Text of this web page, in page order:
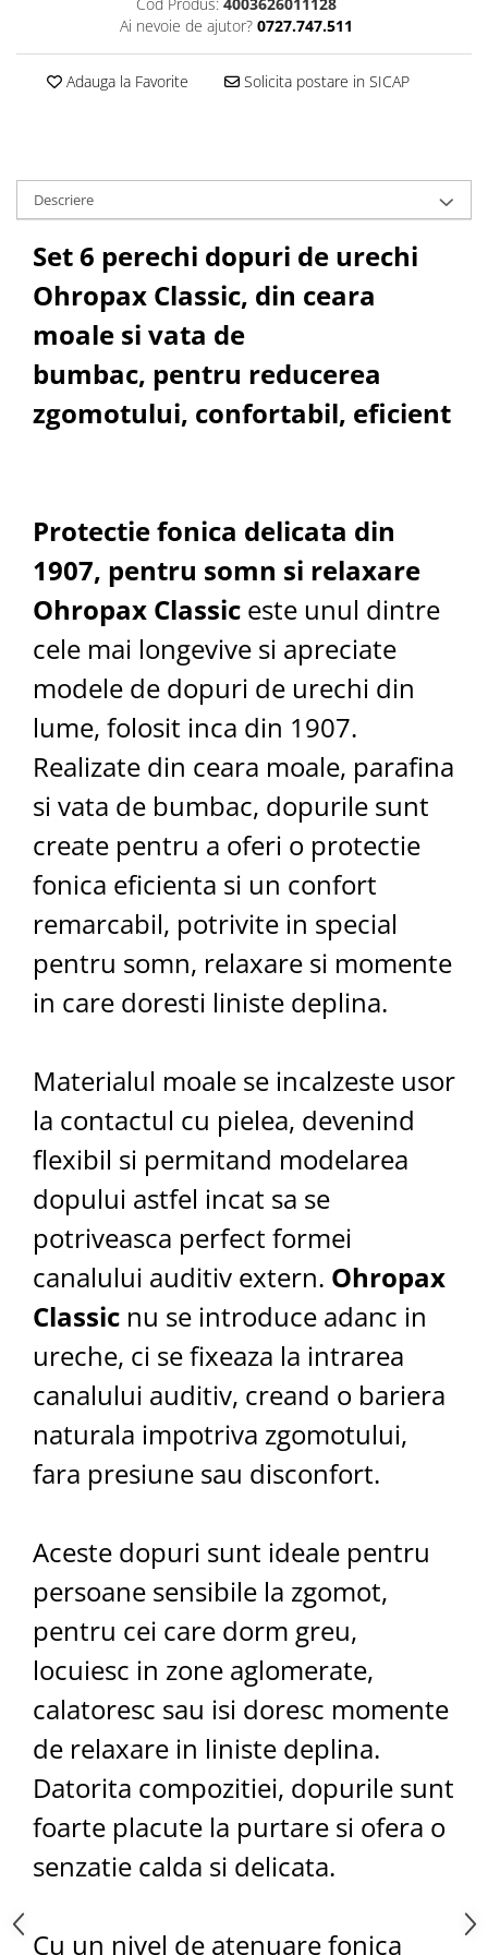
Ai nevoie de ajutor? 0727.747.511
Adauga la Favorite Solicita postare in SICAP
Descriere
Set 6 perechi dopuri de urechi
Ohropax Classic, din ceara
moale si vata de
bumbac, pentru reducerea
zgomotului, confortabil, eficient
Protectie fonica delicata din
1907, pentru somn si relaxare
Ohropax Classic este unul dintre
cele mai longevive si apreciate
modele de dopuri de urechi din
lume, folosit inca din 1907.
Realizate din ceara moale, parafina
si vata de bumbac, dopurile sunt
create pentru a oferi o protectie
fonica eficienta si un confort
remarcabil, potrivite in special
pentru somn, relaxare si momente
in care doresti liniste deplina.
Materialul moale se incalzeste usor
la contactul cu pielea, devenind
flexibil si permitand modelarea
dopului astfel incat sa se
potriveasca perfect formei
canalului auditiv extern. Ohropax
Classic nu se introduce adanc in
ureche, ci se fixeaza la intrarea
canalului auditiv, creand o bariera
naturala impotriva zgomotului,
fara presiune sau disconfort.
Aceste dopuri sunt ideale pentru
persoane sensibile la zgomot,
pentru cei care dorm greu,
locuiesc in zone aglomerate,
calatoresc sau isi doresc momente
de relaxare in liniste deplina.
Datorita compozitiei, dopurile sunt
foarte placute la purtare si ofera o
senzatie calda si delicata.
Cu un nivel de atenuare fonica